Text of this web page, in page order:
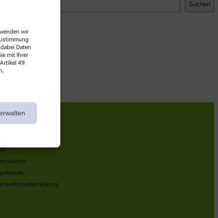
wir
Daten
mit Ihrer
49
Suchen